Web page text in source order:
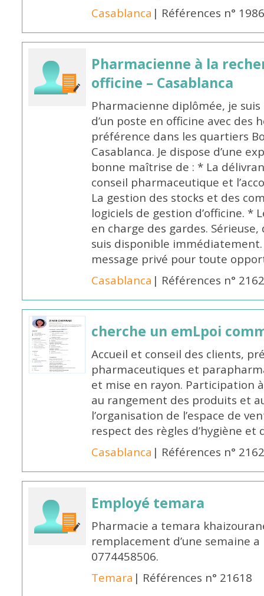
Casablanca | Références n°
Pharmacienne à la
officine – Casablanca
Pharmacienne diplômée, je
d’un poste en officine avec des
préférence dans les quartiers
Casablanca. Je dispose d’une
bonne maîtrise de : * La
conseil pharmaceutique et
La gestion des stocks et des
logiciels de gestion d’officine. *
en charge des gardes.
suis disponible
message privé pour toute
Casablanca | Références n°
cherche un emLpoi
Accueil et conseil des clients,
pharmaceutiques et
et mise en rayon. Participation
au rangement des produits et
l’organisation de l’espace de
respect des règles d’hygiène et
Casablanca | Références n°
Employé temara
Pharmacie a temara
remplacement d’une semaine
0774458506.
Temara | Références n° 21618